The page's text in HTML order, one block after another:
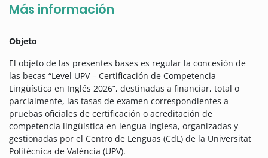
Más información
Objeto
El objeto de las presentes bases es regular la concesión de
las becas “Level UPV – Certificación de Competencia
Lingüística en Inglés 2026”, destinadas a financiar, total o
parcialmente, las tasas de examen correspondientes a
pruebas oficiales de certificación o acreditación de
competencia lingüística en lengua inglesa, organizadas y
gestionadas por el Centro de Lenguas (CdL) de la Universitat
Politècnica de València (UPV).